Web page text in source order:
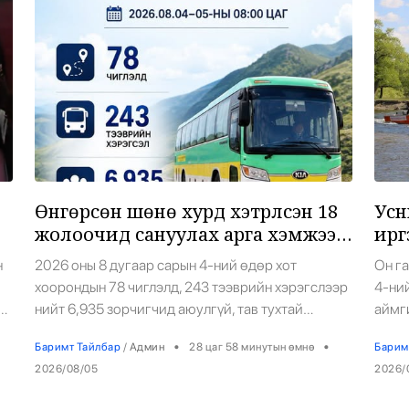
6
7
Өнгөрсөн шөнө хурд хэтрүүлсэн 18
жолоочид сануулах арга хэмжээ
авчээ
2026 оны 8 дугаар сарын 4-ний өдөр хот
хоорондын 78 чиглэлд, 243 тээврийн хэрэгслээр
нийт 6,935 зорчигчид аюулгүй, тав тухтай
Хөдөлгөөний хяналтын мэдээллээр 18 жолооч
81-88 км/цагийн хурдтай зорчсон байна. Тэдэнд
Баримт Тайлбар / Админ • 28 цаг 58 минутын өмнө •
2026/08/05
Он
4-
14
2026/